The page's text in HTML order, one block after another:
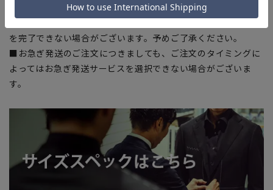
■店舗や各モールサイトと商品在庫を共有しております関係
上、ご注文いただいたタイミングにより欠品が発生し、ご注文
を完了できない場合がございます。予めご了承ください。
■お急ぎ発送のご注文につきましても、ご注文のタイミングに
よってはお急ぎ発送サービスを選択できない場合がございま
す。